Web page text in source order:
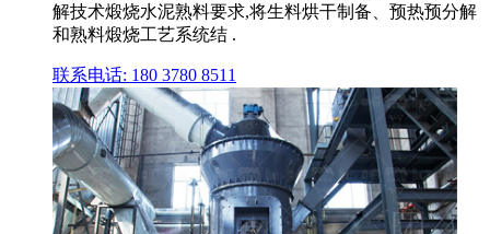
解技术煅烧水泥熟料要求,将生料烘干制备、预热预分解
和熟料煅烧工艺系统结 .
联系电话: 180 3780 8511